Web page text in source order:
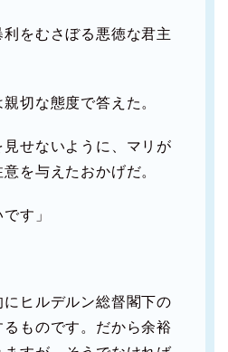
をむさぼる悪徳な君主
切な態度で答えた。
せないように、マリが
を与えたおかげだ。
す」
にヒルデルン総督閣下の
ものです。だから余裕